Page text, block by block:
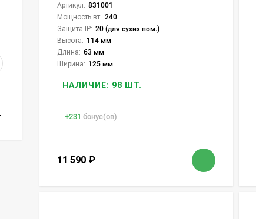
Артикул: 831001
Мощность вт: 240
Защита IP: 20 (для сухих пом.)
Высота: 114 мм
Длина: 63 мм
Ширина: 125 мм
НАЛИЧИЕ: 98 ШТ.
+231 бонус(ов)
11 590 ₽